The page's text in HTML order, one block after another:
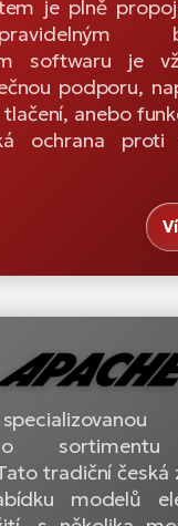
je plně
softwaru je
podporu,
anebo
ochrana proti
tradiční česká
modelů